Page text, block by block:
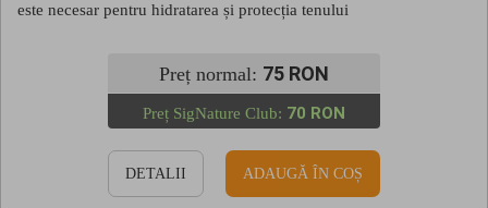
este necesar pentru hidratarea și protecția tenului
Preț normal: 75 RON
Preț SigNature Club: 70 RON
DETALII ADAUGĂ ÎN COȘ